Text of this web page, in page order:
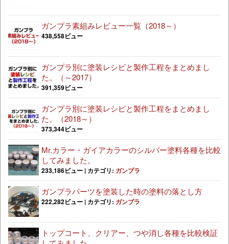
ガンプラ素組みレビュー一覧（2018～）
438,558ビュー
ガンプラ別に塗装レシピと製作工程をまとめまし
た。（～2017）
391,359ビュー
ガンプラ別に塗装レシピと製作工程をまとめまし
た。（2018～）
373,344ビュー
Mr.カラー・ガイアカラーのシルバー塗料各種を比較
してみました。
233,186ビュー | カテゴリ: ガンプラ
ガンプラパーツを塗装した時の塗料の落とし方
222,282ビュー | カテゴリ: ガンプラ
トップコート、クリアー、つや消し各種を比較検証